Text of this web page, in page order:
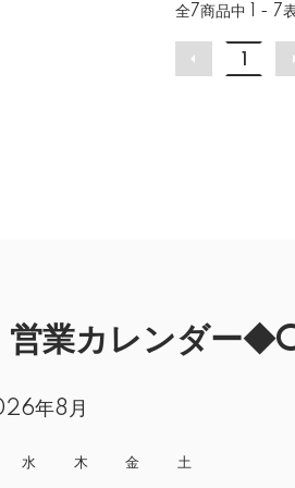
全7商品中 1 - 7
営業カレンダー
年8月
水 木 金 土